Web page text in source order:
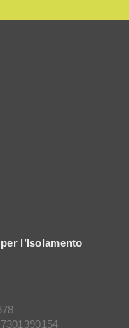
l’Isolamento